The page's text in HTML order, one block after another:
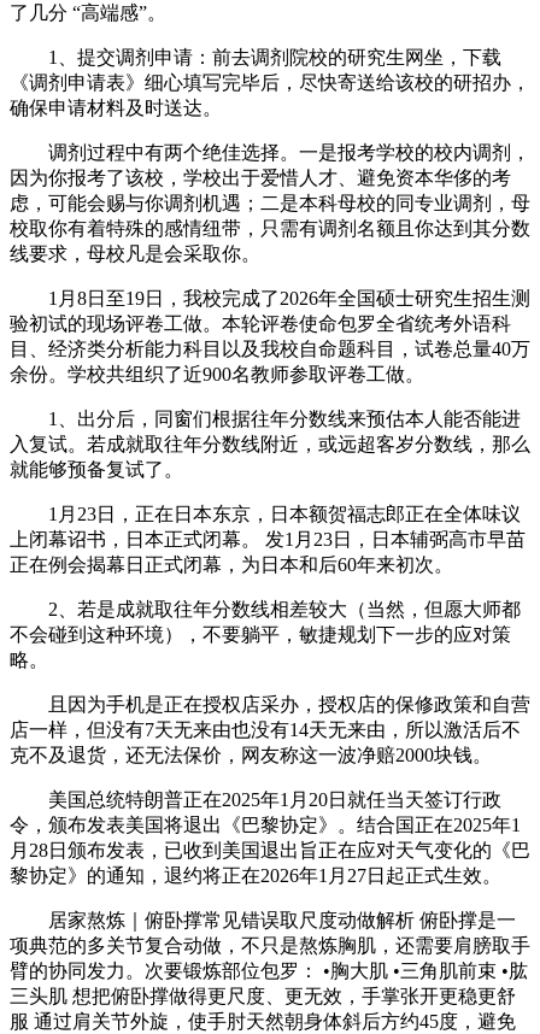
了几分 “高端感”。
1、提交调剂申请：前去调剂院校的研究生网坐，下载
《调剂申请表》细心填写完毕后，尽快寄送给该校的研招办，
确保申请材料及时送达。
调剂过程中有两个绝佳选择。一是报考学校的校内调剂，
因为你报考了该校，学校出于爱惜人才、避免资本华侈的考
虑，可能会赐与你调剂机遇；二是本科母校的同专业调剂，母
校取你有着特殊的感情纽带，只需有调剂名额且你达到其分数
线要求，母校凡是会采取你。
1月8日至19日，我校完成了2026年全国硕士研究生招生测
验初试的现场评卷工做。本轮评卷使命包罗全省统考外语科
目、经济类分析能力科目以及我校自命题科目，试卷总量40万
余份。学校共组织了近900名教师参取评卷工做。
1、出分后，同窗们根据往年分数线来预估本人能否能进
入复试。若成就取往年分数线附近，或远超客岁分数线，那么
就能够预备复试了。
1月23日，正在日本东京，日本额贺福志郎正在全体味议
上闭幕诏书，日本正式闭幕。 发1月23日，日本辅弼高市早苗
正在例会揭幕日正式闭幕，为日本和后60年来初次。
2、若是成就取往年分数线相差较大（当然，但愿大师都
不会碰到这种环境），不要躺平，敏捷规划下一步的应对策
略。
且因为手机是正在授权店采办，授权店的保修政策和自营
店一样，但没有7天无来由也没有14天无来由，所以激活后不
克不及退货，还无法保价，网友称这一波净赔2000块钱。
美国总统特朗普正在2025年1月20日就任当天签订行政
令，颁布发表美国将退出《巴黎协定》。结合国正在2025年1
月28日颁布发表，已收到美国退出旨正在应对天气变化的《巴
黎协定》的通知，退约将正在2026年1月27日起正式生效。
居家熬炼｜俯卧撑常见错误取尺度动做解析 俯卧撑是一
项典范的多关节复合动做，不只是熬炼胸肌，还需要肩膀取手
臂的协同发力。次要锻炼部位包罗： •胸大肌 •三角肌前束 •肱
三头肌 想把俯卧撑做得更尺度、更无效，手掌张开更稳更舒
服 通过肩关节外旋，使手肘天然朝身体斜后方约45度，避免